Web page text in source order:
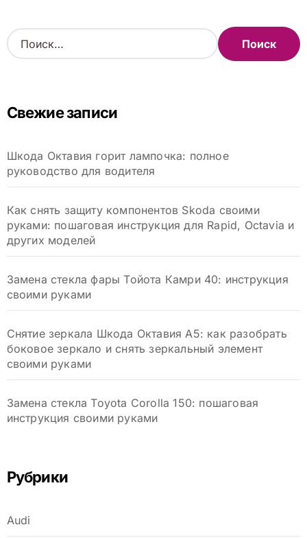
Н
а
:Свежие записи
Шкода Октавия горит лампочка: полное
руководство для водителя
Как снять защиту компонентов Skoda своими
руками: пошаговая инструкция для Rapid, Octavia и
других моделей
Замена стекла фары Тойота Камри 40: инструкция
своими руками
Снятие зеркала Шкода Октавия А5: как разобрать
боковое зеркало и снять зеркальный элемент
своими руками
Замена стекла Toyota Corolla 150: пошаговая
инструкция своими руками
Рубрики
Audi